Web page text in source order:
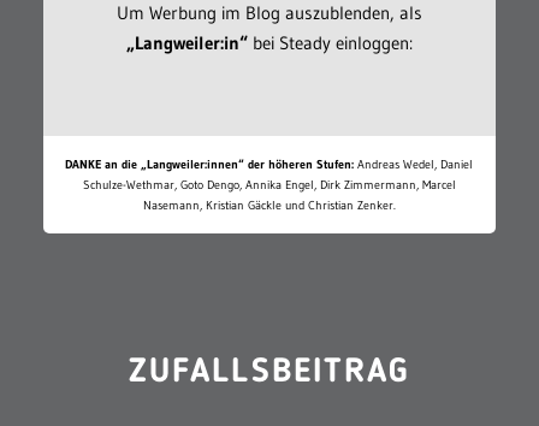
Um Werbung im Blog auszublenden, als
„Langweiler:in“bei Steady einloggen:
DANKE an die „Langweiler:innen“ der höheren Stufen: Andreas Wedel, Daniel
Schulze-Wethmar, Goto Dengo, Annika Engel, Dirk Zimmermann, Marcel
Nasemann, Kristian Gäckle und Christian Zenker.
ZUFALLSBEITRAG